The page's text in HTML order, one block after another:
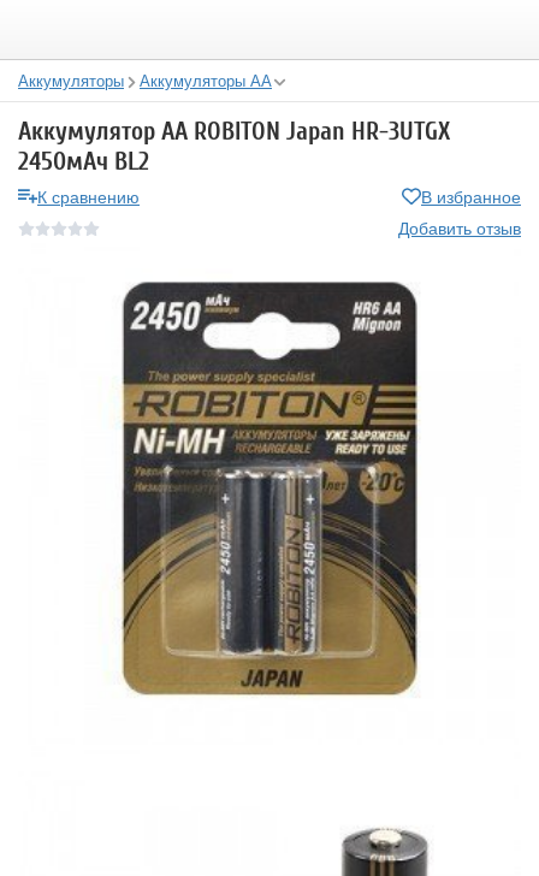
Аккумуляторы Аккумуляторы АА
Аккумулятор АА ROBITON Japan HR-3UTGX
2450мАч BL2
К сравнению
В избранное
Добавить отзыв